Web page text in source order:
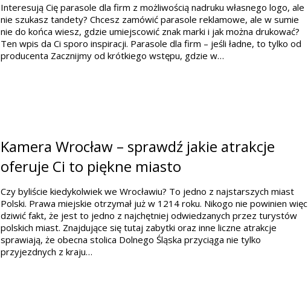
Interesują Cię parasole dla firm z możliwością nadruku własnego logo, ale
nie szukasz tandety? Chcesz zamówić parasole reklamowe, ale w sumie
nie do końca wiesz, gdzie umiejscowić znak marki i jak można drukować?
Ten wpis da Ci sporo inspiracji. Parasole dla firm – jeśli ładne, to tylko od
producenta Zacznijmy od krótkiego wstępu, gdzie w…
Kamera Wrocław – sprawdź jakie atrakcje
oferuje Ci to piękne miasto
Czy byliście kiedykolwiek we Wrocławiu? To jedno z najstarszych miast
Polski. Prawa miejskie otrzymał już w 1214 roku. Nikogo nie powinien więc
dziwić fakt, że jest to jedno z najchętniej odwiedzanych przez turystów
polskich miast. Znajdujące się tutaj zabytki oraz inne liczne atrakcje
sprawiają, że obecna stolica Dolnego Śląska przyciąga nie tylko
przyjezdnych z kraju…